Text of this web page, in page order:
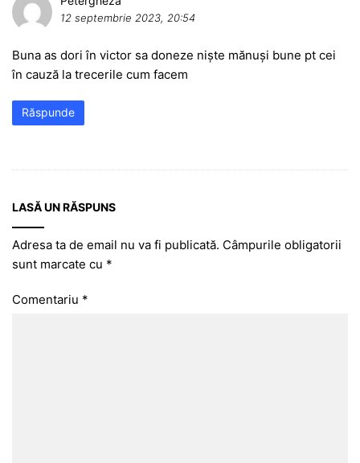
12 septembrie 2023, 20:54
Buna as dori în victor sa doneze niște mănuși bune pt cei
în cauză la trecerile cum facem
Răspunde
LASĂ UN RĂSPUNS
Adresa ta de email nu va fi publicată. Câmpurile obligatorii
sunt marcate cu *
Comentariu *